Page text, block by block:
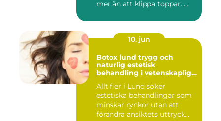
mer än att klippa toppar. ...
10. jun
Botox lund trygg och
naturlig estetisk
behandling i vetenskaplig
Allt fler i Lund söker
estetiska behandlingar som
minskar rynkor utan att
förändra ansiktets uttryck...